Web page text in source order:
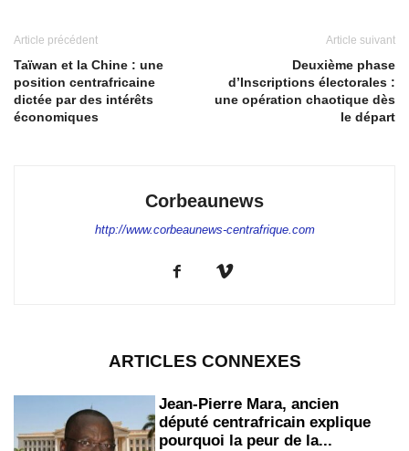
Article précédent
Taïwan et la Chine : une
position centrafricaine
dictée par des intérêts
économiques
Article suivant
Deuxième phase
d’Inscriptions électorales :
une opération chaotique dès
le départ
Corbeaunews
http://www.corbeaunews-centrafrique.com
ARTICLES CONNEXES
Jean-Pierre Mara, ancien
député centrafricain explique
pourquoi la peur de la...